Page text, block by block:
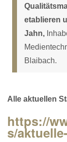
etablieren
Jahn,
Blaibach.
Alle aktuellen
https://
s/